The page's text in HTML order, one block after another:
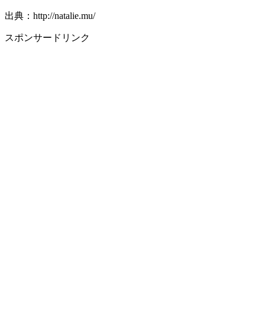
出典：http://natalie.mu/
スポンサードリンク